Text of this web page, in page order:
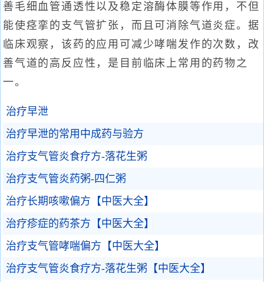
善毛细血管通透性以及稳定溶酶体膜等作用，不但
能使痉挛的支气管扩张，而且可消除气道炎症。据
临床观察，该药的应用可减少哮喘发作的次数，改
善气道的高反应性，是目前临床上常用的药物之
一。
治疗早泄
治疗早泄的常用中成药与验方
治疗支气管炎食疗方-落花生粥
治疗支气管炎药粥-四仁粥
治疗长期咳嗽偏方【中医大全】
治疗疹症的药茶方【中医大全】
治疗支气管哮喘偏方【中医大全】
治疗支气管炎食疗方-落花生粥【中医大全】